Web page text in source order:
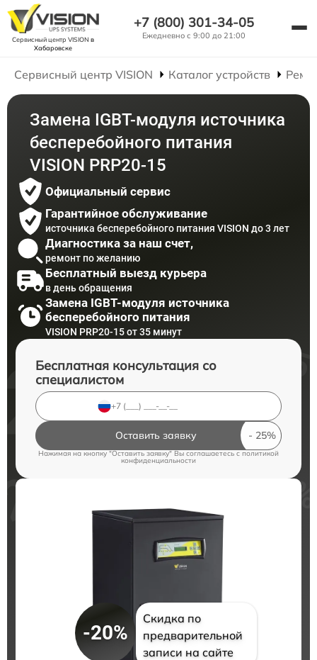
Сервисный центр VISION в
Хабаровске
+7 (800) 301-34-05
Ежедневно с 9:00 до 21:00
Сервисный центр VISION Каталог устройств
Замена IGBT-модуля источника
бесперебойного питания
VISION PRP20-15
Официальный сервис
Гарантийное обслуживание
источника бесперебойного питания VISION до 3 лет
Диагностика за наш счет,
ремонт по желанию
Бесплатный выезд курьера
в день обращения
Замена IGBT-модуля источника
бесперебойного питания
VISION PRP20-15 от 35 минут
Бесплатная консультация со
специалистом
Оставить заявку
Нажимая на кнопку "Оставить заявку" Вы соглашаетесь cполитикой
конфиденциальности
-20%
Скидка по
предварительной
записи на сайте